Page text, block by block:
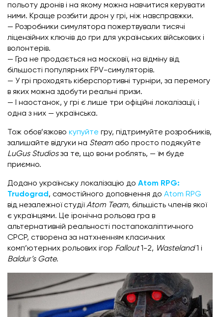
польоту дронів і на якому можна навчитися керувати
ними. Краще розбити дрон у грі, ніж навсправжки.
— Розробники симулятора пожертвували тисячі
ліцензійних ключів до гри для українських військових і
волонтерів.
— Гра не продається на московії, на відміну від
більшості популярних FPV-симуляторів.
— У грі проходять кіберспортивні турніри, за перемогу
в яких можна здобути реальні призи.
— І наостанок, у грі є лише три офіційні локалізації, і
одна з них — українська.
Тож обов’язково купуйте гру, підтримуйте розробників,
залишайте відгуки на Steam або просто подякуйте
LuGus Studiosза те, що вони роблять, — їм буде
приємно.
Додано українську локалізацію до Atom RPG:
Trudograd , самостійного доповнення до Atom RPG
від незалежної студіїAtom Team, більшість членів якої
є українцями. Це іронічна рольова гра в
альтернативній реальності постапокаліптичного
СРСР, створена за натхненням класичних
комп’ютерних рольових ігор Fallout1-2, Wasteland1 і
Baldur’s Gate.